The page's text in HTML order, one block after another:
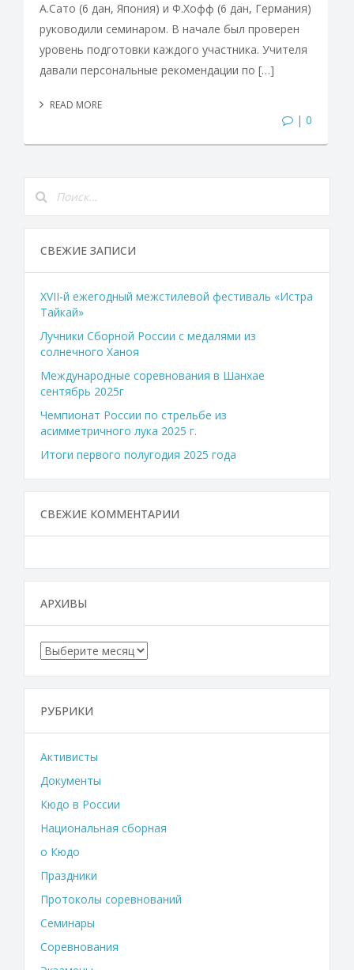
А.Сато (6 дан, Япония) и Ф.Хофф (6 дан, Германия)
руководили семинаром. В начале был проверен
уровень подготовки каждого участника. Учителя
давали персональные рекомендации по […]
READ MORE
| 0
СВЕЖИЕ ЗАПИСИ
XVII-й ежегодный межстилевой фестиваль «Истра
Тайкай»
Лучники Сборной России с медалями из
солнечного Ханоя
Международные соревнования в Шанхае
сентябрь 2025г
Чемпионат России по стрельбе из
асимметричного лука 2025 г.
Итоги первого полугодия 2025 года
СВЕЖИЕ КОММЕНТАРИИ
АРХИВЫ
Архивы
РУБРИКИ
Активисты
Документы
Кюдо в России
Национальная сборная
о Кюдо
Праздники
Протоколы соревнований
Семинары
Соревнования